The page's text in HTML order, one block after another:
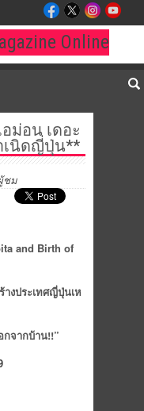
ม่อน เดอะ
เนิดญี่ปุ่น**
ชม
and Birth of
างประเทศญี่ปุ่นเห
จากบ้าน!!”